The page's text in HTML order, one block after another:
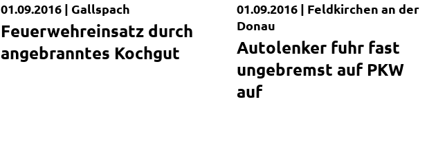
Kurzmeldung
01.09.2016 | Gallspach
Feuerwehreinsatz durch
angebranntes Kochgut
Kurzmeldung
01.09.2016 | Feldkirchen an der
Donau
Autolenker fuhr fast
ungebremst auf PKW
auf